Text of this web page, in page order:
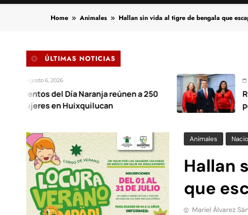
Home Animales Hallan sin vida al tigre de bengala que
ÚLTIMAS NOTICIAS
Naranja reúnen a 250
Agosto 6, 2026
Rechaza PRI
por impulsar una
Animales
Hallan
que
Mariel Álvarez